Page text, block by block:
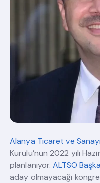
Alanya Ticaret ve Sanayi
Kurulu’nun 2022 yılı
planlanıyor. ALTSO
aday olmayacağı